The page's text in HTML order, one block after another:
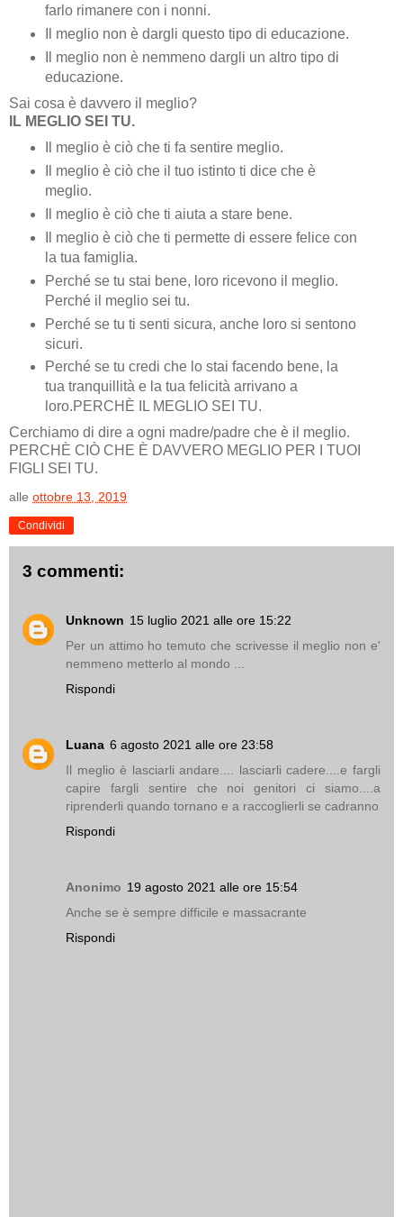
farlo rimanere con i nonni.
Il meglio non è dargli questo tipo di educazione.
Il meglio non è nemmeno dargli un altro tipo di
educazione.
Sai cosa è davvero il meglio?
IL MEGLIO SEI TU.
Il meglio è ciò che ti fa sentire meglio.
Il meglio è ciò che il tuo istinto ti dice che è
meglio.
Il meglio è ciò che ti aiuta a stare bene.
Il meglio è ciò che ti permette di essere felice con
la tua famiglia.
Perché se tu stai bene, loro ricevono il meglio.
Perché il meglio sei tu.
Perché se tu ti senti sicura, anche loro si sentono
sicuri.
Perché se tu credi che lo stai facendo bene, la
tua tranquillità e la tua felicità arrivano a
loro.PERCHÈ IL MEGLIO SEI TU.
Cerchiamo di dire a ogni madre/padre che è il meglio.
PERCHÈ CIÒ CHE È DAVVERO MEGLIO PER I TUOI
FIGLI SEI TU.
alle ottobre 13, 2019
Condividi
3 commenti:
Unknown 15 luglio 2021 alle ore 15:22
Per un attimo ho temuto che scrivesse il meglio non e'
nemmeno metterlo al mondo ...
Rispondi
Luana 6 agosto 2021 alle ore 23:58
Il meglio è lasciarli andare.... lasciarli cadere....e fargli
capire fargli sentire che noi genitori ci siamo....a
riprenderli quando tornano e a raccoglierli se cadranno
Rispondi
Anonimo 19 agosto 2021 alle ore 15:54
Anche se è sempre difficile e massacrante
Rispondi